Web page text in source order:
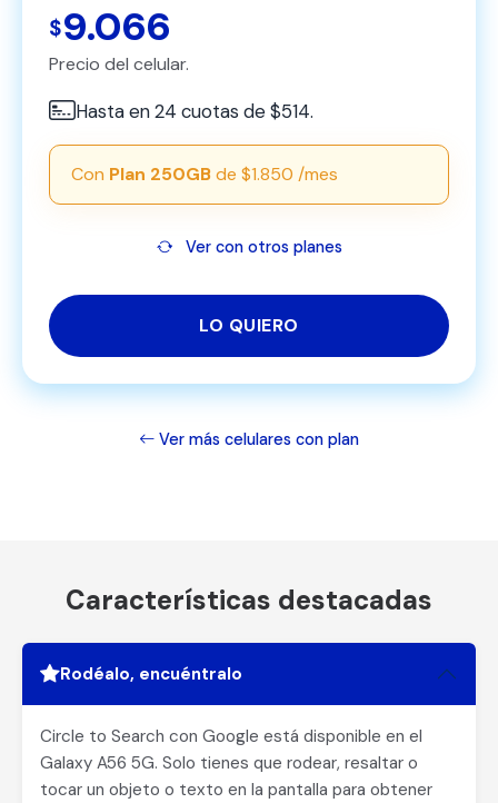
$9.066
Precio del celular.
Hasta en 24 cuotas de $514.
Con Plan 250GBde $1.850 /mes
Ver con otros planes
LO QUIERO
Ver más celulares con plan
Características destacadas
Rodéalo, encuéntralo
Circle to Search con Google está disponible en el
Galaxy A56 5G. Solo tienes que rodear, resaltar o
tocar un objeto o texto en la pantalla para obtener